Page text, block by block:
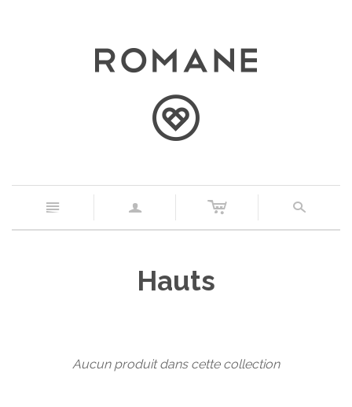
n a c s
Hauts
Aucun produit dans cette collection